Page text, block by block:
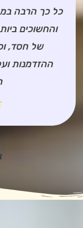
כל כך הרבה
והחשוכים
של חסד,
ההזדמנות